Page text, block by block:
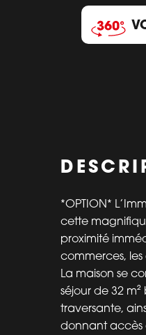
*OPTION*
cette
proximité
commerces, les
La maison se
séjour de 32
traversante,
donnant accès